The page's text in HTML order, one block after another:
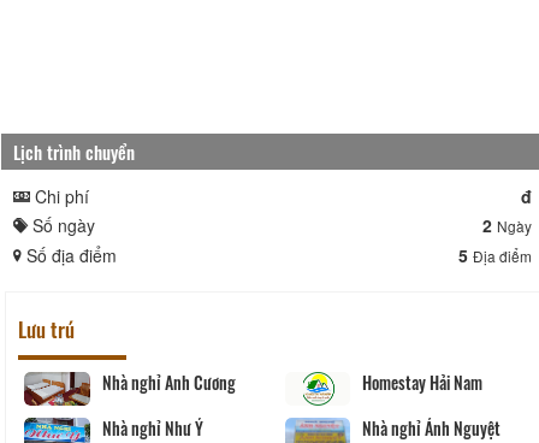
lịch trình chuyển
Chi phí
đ
Số ngày
2 Ngày
Số địa điểm 5 Địa điểm
Lưu trú
Nhà nghỉ Anh Cương
Homestay Hải Nam
Nhà nghỉ Như Ý
Nhà nghỉ Ánh Nguyệt